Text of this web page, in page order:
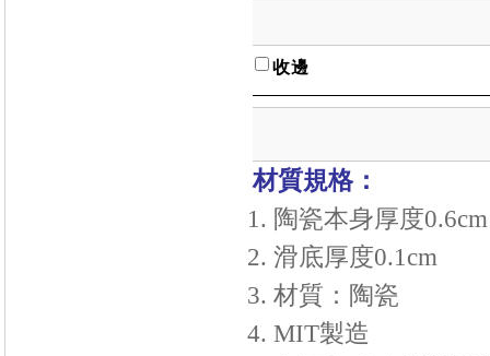
收邊
材質規格：
陶瓷本身厚度0.6cm
滑底厚度0.1cm
材質：陶瓷
MIT製造